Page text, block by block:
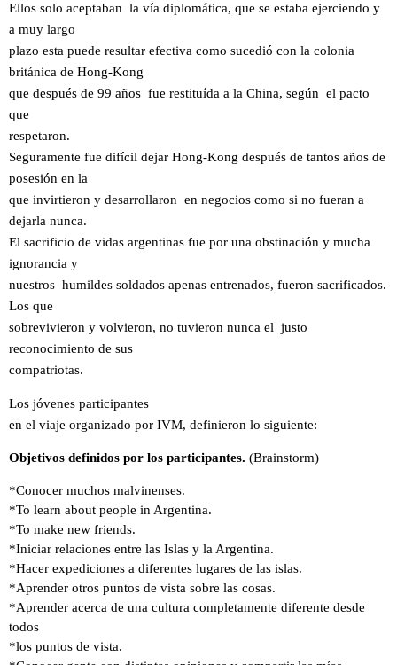
Ellos solo aceptaban la vía diplomática, que se estaba ejerciendo y
a muy largo
plazo esta puede resultar efectiva como sucedió con la colonia
británica de Hong-Kong
que después de 99 años fue restituída a la China, según el pacto
que
respetaron.
Seguramente fue difícil dejar Hong-Kong después de tantos años de
posesión en la
que invirtieron y desarrollaron en negocios como si no fueran a
dejarla nunca.
El sacrificio de vidas argentinas fue por una obstinación y mucha
ignorancia y
nuestros humildes soldados apenas entrenados, fueron sacrificados.
Los que
sobrevivieron y volvieron, no tuvieron nunca el justo
reconocimiento de sus
compatriotas.
Los jóvenes participantes
en el viaje organizado por IVM, definieron lo siguiente:
Objetivos definidos por los participantes. (Brainstorm)
*Conocer muchos malvinenses.
*To learn about people in Argentina.
*To make new friends.
*Iniciar relaciones entre las Islas y la Argentina.
*Hacer expediciones a diferentes lugares de las islas.
*Aprender otros puntos de vista sobre las cosas.
*Aprender acerca de una cultura completamente diferente desde
todos
*los puntos de vista.